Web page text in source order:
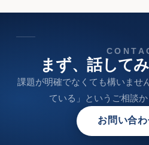
まず、話して
課題が明確でなくても構いませ
ている」というご相談か
お問い合